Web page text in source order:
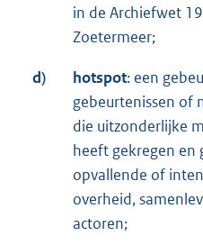
in de Archiefwet
Zoetermeer;
d) hotspot: een
gebeurtenissen of
die uitzonderlijke
heeft gekregen en
opvallende of
overheid,
actoren;